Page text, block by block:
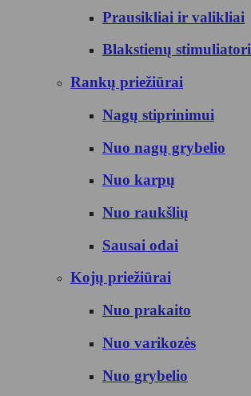
Prausikliai ir valikliai
Blakstienų
Rankų priežiūrai
Nagų stiprinimui
Nuo nagų grybelio
Nuo karpų
Nuo raukšlių
Sausai odai
Kojų priežiūrai
Nuo prakaito
Nuo varikozės
Nuo grybelio